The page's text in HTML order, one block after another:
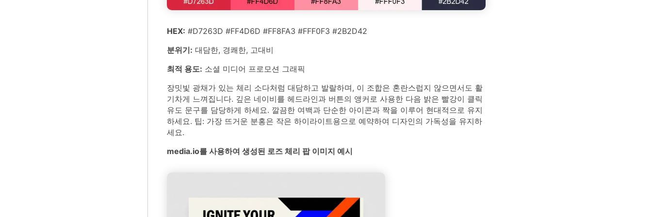
HEX: #D7263D #FF4D6D #FF8FA3 #FFF0F3 #2B2D42
분위기: 대담한, 경쾌한, 고대비
최적 용도: 소셜 미디어 프로모션 그래픽
장밋빛 광채가 있는 체리 소다처럼 대담하고 발랄하며, 이 조합은 혼란스럽지 않으면서도 활
기차게 느껴집니다. 깊은 네이비를 헤드라인과 버튼의 앵커로 사용한 다음 밝은 빨강이 클릭
유도 문구를 담당하게 하세요. 깔끔한 여백과 단순한 아이콘과 짝을 이루어 현대적으로 유지
하세요. 팁: 가장 뜨거운 분홍은 작은 하이라이트용으로 예약하여 디자인의 가독성을 유지하
세요.
media.io를 사용하여 생성된 로즈 체리 팝 이미지 예시